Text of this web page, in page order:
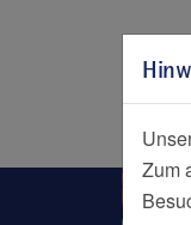
Zum Seitenende
Zum